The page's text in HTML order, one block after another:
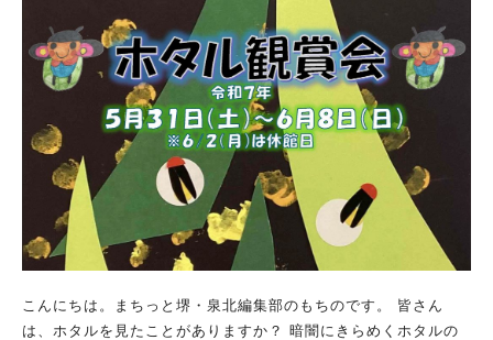
加予定なのだそう（体験ブースなどのコンテンツは内容変更の可
能性あり）。 五感すべてで楽しめる、特別な一日になりそうで
すね！ ■おもいっきり遊んで素敵な思い出に 「ロハスパークの
出展者は、作品にこだわりをもつ作家、食材にこだわるおいしい
料理を提供するシェフが勢ぞろい。 また遊びのコンテンツも集
めて子供たちが公園で楽しみながら”ロハス”を学べるイベントで
す。 堺が誇る緑豊かな公園、大泉緑地で、お友達や家族とおも
いっきり遊んで素敵な思い出を作ってください！」（ロハスパー
ク堺実行委員会より） ※画像は全て「ロハスパーク実行委員
会」提供
こんにちは。まちっと堺・泉北編集部のもちのです。 皆さん
は、ホタルを見たことがありますか？ 暗闇にきらめくホタルの